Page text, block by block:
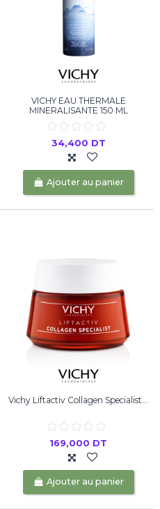
VICHY EAU THERMALE
MINERALISANTE 150 ML
34,400 DT
Ajouter au panier
Vichy Liftactiv Collagen Specialist...
169,000 DT
Ajouter au panier